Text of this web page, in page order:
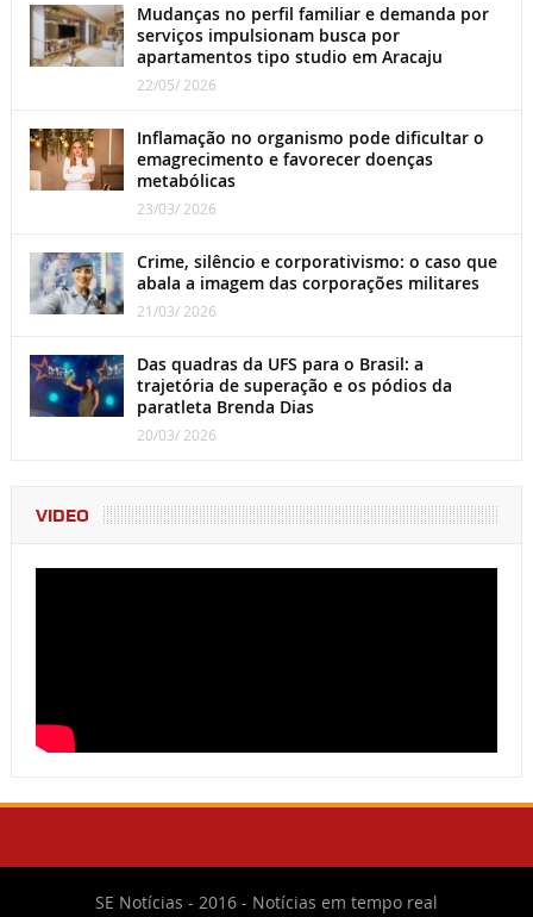
Mudanças no perfil familiar e demanda por
serviços impulsionam busca por
apartamentos tipo studio em Aracaju
22/05/ 2026
Inflamação no organismo pode dificultar o
emagrecimento e favorecer doenças
metabólicas
23/03/ 2026
Crime, silêncio e corporativismo: o caso que
abala a imagem das corporações militares
21/03/ 2026
Das quadras da UFS para o Brasil: a
trajetória de superação e os pódios da
paratleta Brenda Dias
20/03/ 2026
VIDEO
SE Notícias - 2016 - Notícias em tempo real